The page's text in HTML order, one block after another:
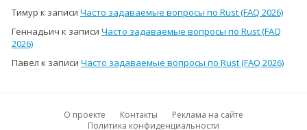
Тимур к записи Часто задаваемые вопросы по Rust (FAQ 2026)
Геннадьич к записи Часто задаваемые вопросы по Rust (FAQ
2026)
Павел к записи Часто задаваемые вопросы по Rust (FAQ 2026)
О проекте Контакты
Реклама на сайте
Политика конфиденциальности